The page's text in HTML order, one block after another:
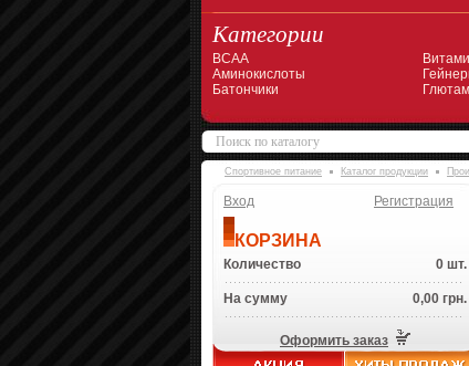
Категории
BCAA
Аминокислоты
Батончики
Спортивное питание Каталог продукции
Вход Регистрация
КОРЗИНА
Количество 0 шт.
На сумму 0,00 грн.
Оформить заказ